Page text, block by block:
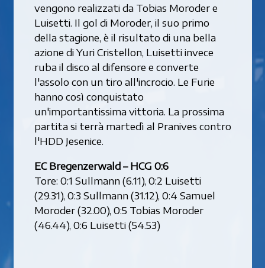
vengono realizzati da Tobias Moroder e
Luisetti. Il gol di Moroder, il suo primo
della stagione, è il risultato di una bella
azione di Yuri Cristellon, Luisetti invece
ruba il disco al difensore e converte
l'assolo con un tiro all'incrocio. Le Furie
hanno così conquistato
un'importantissima vittoria. La prossima
partita si terrà martedì al Pranives contro
l'HDD Jesenice.
EC Bregenzerwald – HCG 0:6
Tore: 0:1 Sullmann (6.11), 0:2 Luisetti
(29.31), 0:3 Sullmann (31.12), 0:4 Samuel
Moroder (32.00), 0:5 Tobias Moroder
(46.44), 0:6 Luisetti (54.53)